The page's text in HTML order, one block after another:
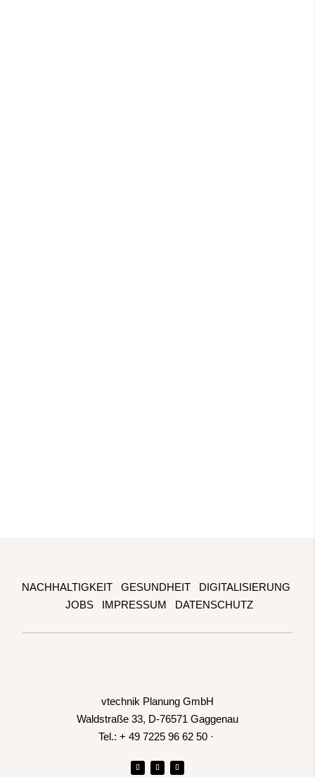
NACHHALTIGKEIT GESUNDHEIT
DIGITALISIERUNG
JOBS
IMPRESSUM DATENSCHUTZ
vtechnik Planung GmbH
Waldstraße 33, D-76571 Gaggenau
Tel.: + 49 7225 96 62 50 ·